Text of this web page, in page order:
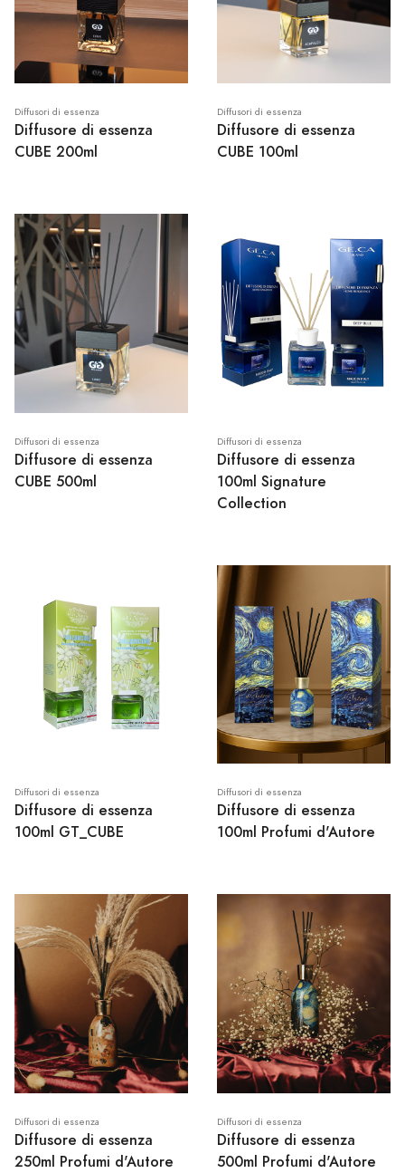
Diffusori di essenza
Diffusore di essenza
CUBE 200ml
Diffusori di essenza
Diffusore di essenza
CUBE 100ml
Diffusori di essenza
Diffusore di essenza
CUBE 500ml
Diffusori di essenza
Diffusore di essenza
100ml Signature
Collection
Diffusori di essenza
Diffusore di essenza
100ml GT_CUBE
Diffusori di essenza
Diffusore di essenza
100ml Profumi d'Autore
Diffusori di essenza
Diffusore di essenza
250ml Profumi d'Autore
Diffusori di essenza
Diffusore di essenza
500ml Profumi d'Autore